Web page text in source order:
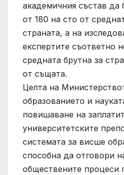
академичния състав да
от 180 на сто от
страната, а на
експертите съответно
средната брутна за
от същата.
Целта на
образованието и
повишаване на
университетските
системата за висше
способна да отговори
обществените